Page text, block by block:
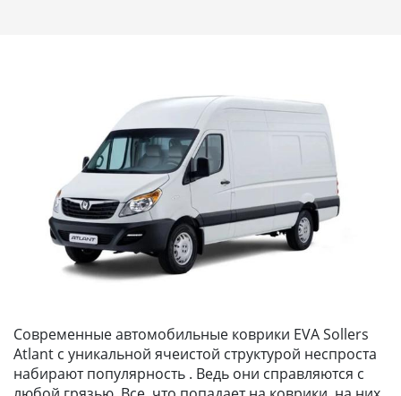
Современные автомобильные коврики EVA Sollers
Atlant с уникальной ячеистой структурой неспроста
набирают популярность . Ведь они справляются с